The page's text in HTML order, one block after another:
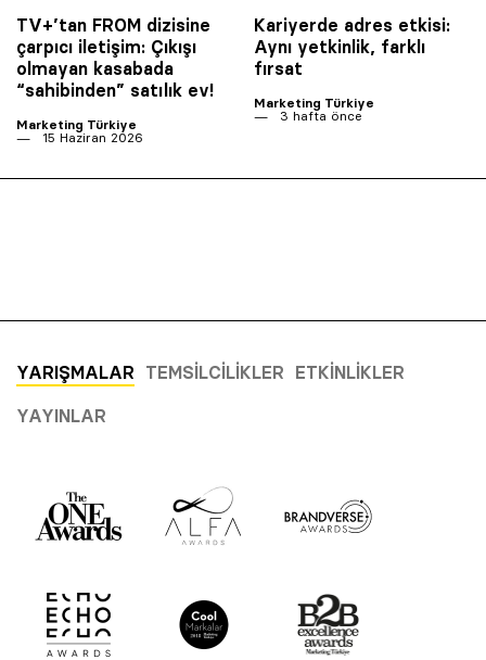
TV+’tan FROM dizisine
çarpıcı iletişim: Çıkışı
olmayan kasabada
“sahibinden” satılık ev!
Marketing Türkiye
15 Haziran 2026
Kariyerde adres etkisi:
Aynı yetkinlik, farklı
fırsat
Marketing Türkiye
3 hafta önce
YARIŞMALAR TEMSILCILIKLER ETKINLIKLER
YAYINLAR